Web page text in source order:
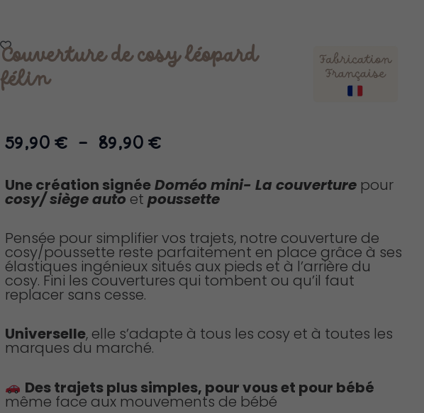
Couverture de cosy léopard
félin
59,90 € – 89,90 €Plage
prix :
59,90 €
89,90 €
Une création signéeDoméo mini- La couverture pour
cosy/ siège auto et poussette
Pensée pour simplifier vos trajets, notre couverture de
cosy/poussette reste parfaitement en place grâce à ses
élastiques ingénieux situés aux pieds et à l’arrière du
cosy. Fini les couvertures qui tombent ou qu’il faut
replacer sans cesse.
Universelle, elle s’adapte à tous les cosy et à toutes les
marques du marché.
Des trajets plus simples, pour vous et pour bébé
même face aux mouvements de bébé